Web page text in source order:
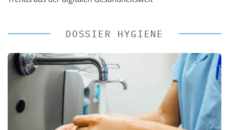
DOSSIER HYGIENE